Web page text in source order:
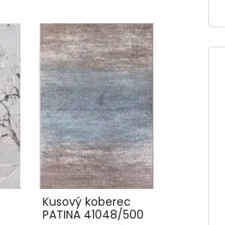
Kusový koberec
PATINA 41048/500